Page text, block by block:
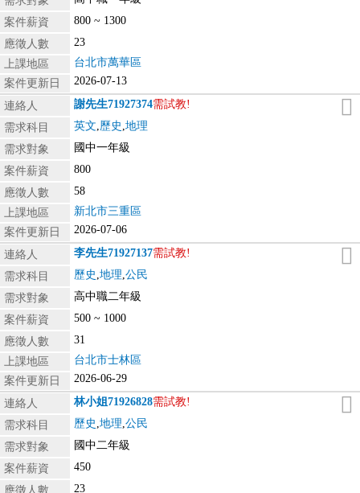
案件薪資
800 ~ 1300
應徵人數
23
上課地區
台北市萬華區
案件更新日
2026-07-13
連絡人 謝先生71927374需試教!
需求科目
英文,歷史 ,地理
需求對象
國中一年級
案件薪資
800
應徵人數
58
上課地區
新北市三重區
案件更新日
2026-07-06
連絡人 李先生71927137需試教!
需求科目
歷史 ,地理,公民
需求對象
高中職二年級
案件薪資
500 ~ 1000
應徵人數
31
上課地區
台北市士林區
案件更新日
2026-06-29
連絡人 林小姐71926828需試教!
需求科目
歷史 ,地理,公民
需求對象
國中二年級
案件薪資
450
應徵人數
23